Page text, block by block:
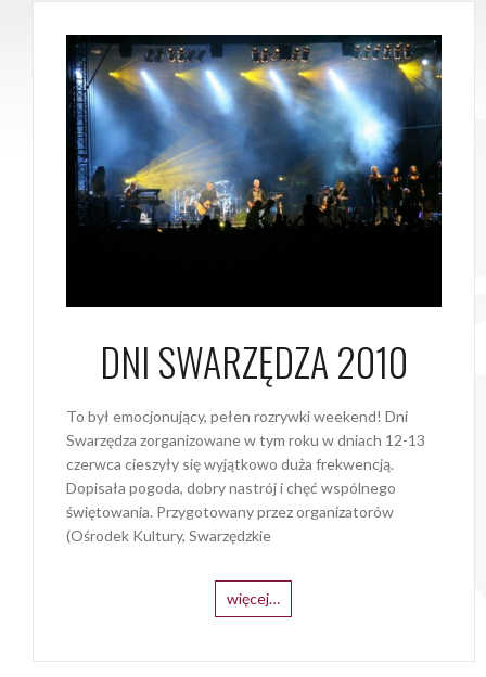
DNI SWARZĘDZA 2010
To był emocjonujący, pełen rozrywki weekend! Dni
Swarzędza zorganizowane w tym roku w dniach 12-13
czerwca cieszyły się wyjątkowo duża frekwencją.
Dopisała pogoda, dobry nastrój i chęć wspólnego
świętowania. Przygotowany przez organizatorów
(Ośrodek Kultury, Swarzędzkie
więcej…